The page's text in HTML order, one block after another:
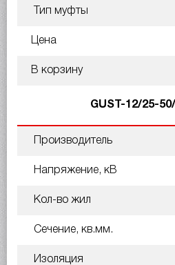
Тип муфты
Цена
В корзину
GUST-12/25-
Производитель
Напряжение, кВ
Кол-во жил
Сечение, кв.мм.
Изоляция